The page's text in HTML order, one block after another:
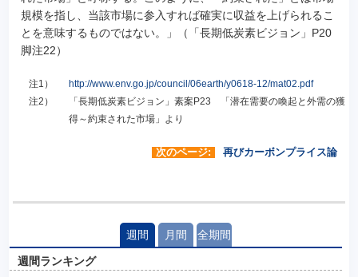
規模を指し、当該市場に参入すれば確実に収益を上げられるこ
とを意味するものではない。」（「長期低炭素ビジョン」P20
脚注22）
注1）
http://www.env.go.jp/council/06earth/y0618-12/mat02.pdf
注2）
「長期低炭素ビジョン」素案P23 「潜在需要の喚起と外需の獲
得～約束された市場」より
次のページ: 再びカーボンプライス論
週間 月間 全期間
週間ランキング